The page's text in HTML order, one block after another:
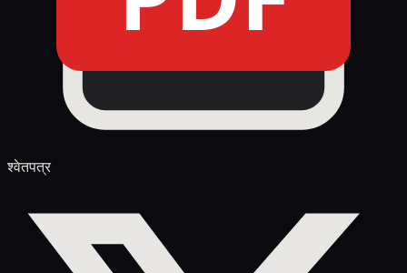
श्वेतपत्र